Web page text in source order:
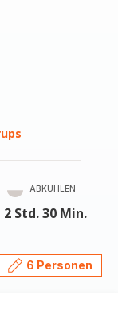
ABKÜHLEN
2 Std. 30 Min.
6 Personen